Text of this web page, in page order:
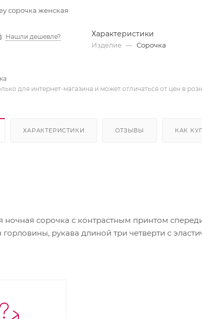
сорочка женская
Нашли дешевле? Характеристики
Изделие — Сорочка
для интернет-магазина и может отличаться от цен в
ХАРАКТЕРИСТИКИ ОТЗЫВЫ КАК
ночная сорочка с контрастным принтом
горловины, рукава длиной три четверти с